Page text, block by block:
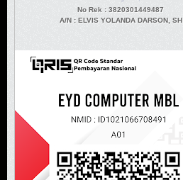
No Rek : 3820301449487
A/N : ELVIS YOLANDA DARSON, SH